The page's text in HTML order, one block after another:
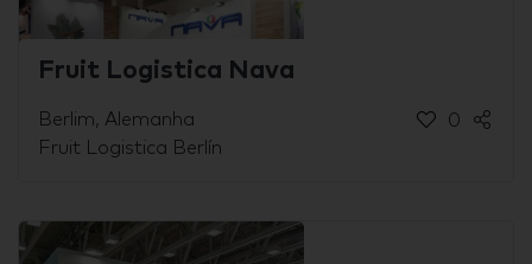
Fruit Logistica Nava
Berlim, Alemanha
Fruit Logistica Berlín
0